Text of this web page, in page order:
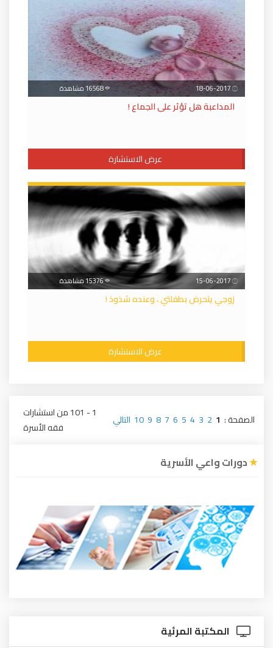
المداعبة هل تؤثر على الجماع !
عرض الاستشارة
15376 مشاهدة
زوجي يتحرض بطفلتي ، وعنده شذوذ !
عرض الاستشارة
الصفحة : 1
2
3
4
5
6
7
8
9
10 التالي
1 - 101 من استشارات
فقه الأسرة
دورات واعي الأسرية
المكتبة المرئية